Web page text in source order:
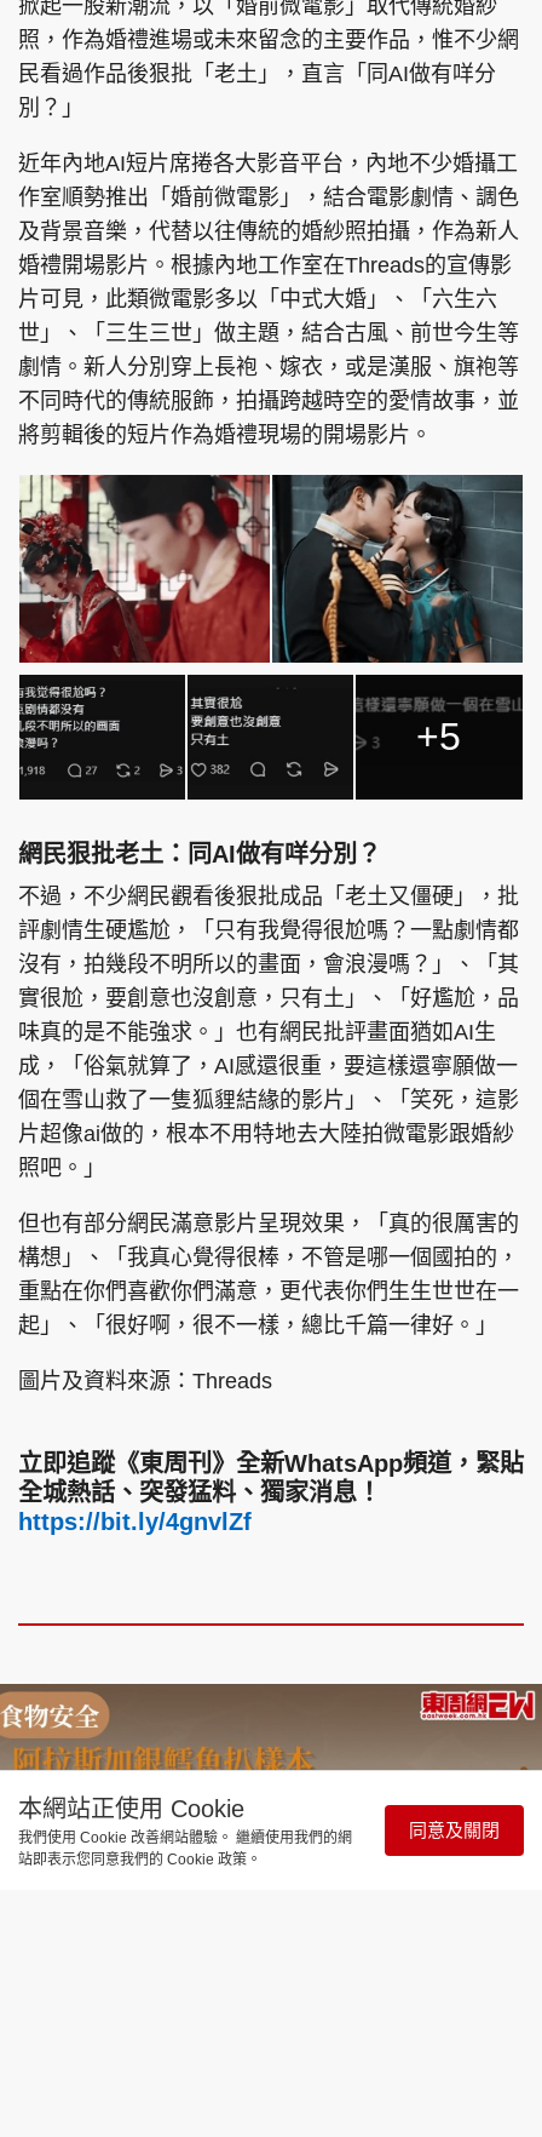
掀起一股新潮流，以「婚前微電影」取代傳統婚紗
照，作為婚禮進場或未來留念的主要作品，惟不少網
民看過作品後狠批「老土」，直言「同AI做有咩分
別？」
近年內地AI短片席捲各大影音平台，內地不少婚攝工
作室順勢推出「婚前微電影」，結合電影劇情、調色
及背景音樂，代替以往傳統的婚紗照拍攝，作為新人
婚禮開場影片。根據內地工作室在Threads的宣傳影
片可見，此類微電影多以「中式大婚」、「六生六
世」、「三生三世」做主題，結合古風、前世今生等
劇情。新人分別穿上長袍、嫁衣，或是漢服、旗袍等
不同時代的傳統服飾，拍攝跨越時空的愛情故事，並
將剪輯後的短片作為婚禮現場的開場影片。
+5
網民狠批老土：同AI做有咩分別？
不過，不少網民觀看後狠批成品「老土又僵硬」，批
評劇情生硬尷尬，「只有我覺得很尬嗎？一點劇情都
沒有，拍幾段不明所以的畫面，會浪漫嗎？」、「其
實很尬，要創意也沒創意，只有土」、「好尷尬，品
味真的是不能強求。」也有網民批評畫面猶如AI生
成，「俗氣就算了，AI感還很重，要這樣還寧願做一
個在雪山救了一隻狐貍結緣的影片」、「笑死，這影
片超像ai做的，根本不用特地去大陸拍微電影跟婚紗
照吧。」
但也有部分網民滿意影片呈現效果，「真的很厲害的
構想」、「我真心覺得很棒，不管是哪一個國拍的，
重點在你們喜歡你們滿意，更代表你們生生世世在一
起」、「很好啊，很不一樣，總比千篇一律好。」
圖片及資料來源：Threads
立即追蹤《東周刊》全新WhatsApp頻道，緊貼
全城熱話、突發猛料、獨家消息！
https://bit.ly/4gnvlZf
本網站正使用 Cookie
我們使用 Cookie 改善網站體驗。 繼續使用我們的網
站即表示您同意我們的 Cookie 政策。
同意及關閉